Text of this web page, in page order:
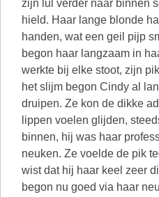
zijn lul verder naar binnen
hield. Haar lange blonde
handen, wat een geil pijp
begon haar langzaam in
werkte bij elke stoot, zijn
het slijm begon Cindy al
druipen. Ze kon de dikke
lippen voelen glijden,
binnen, hij was haar
neuken. Ze voelde de pik
wist dat hij haar keel zeer
begon nu goed via haar